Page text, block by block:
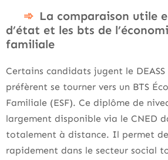
La comparaison utile
d’état et les bts de
familiale
Certains candidats jugent le
préfèrent se tourner vers un BTS
Familiale (ESF). Ce diplôme de
largement disponible via le CNED
totalement à distance. Il permet
rapidement dans le secteur social